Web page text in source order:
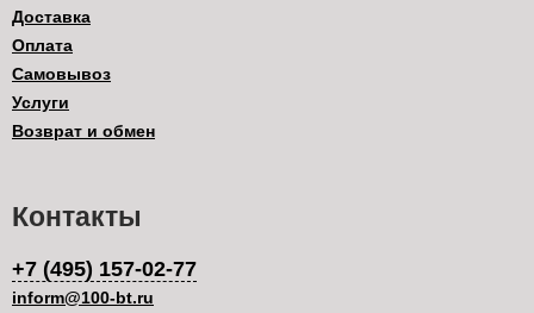
Доставка
Оплата
Самовывоз
Услуги
Возврат и обмен
Контакты
+7 (495) 157-02-77
inform@100-bt.ru